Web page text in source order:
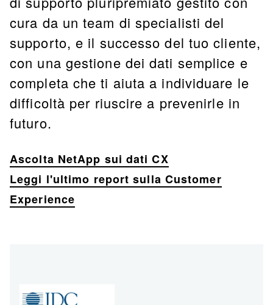
cura da un team di specialisti del
supporto, e il successo del tuo cliente,
con una gestione dei dati semplice e
completa che ti aiuta a individuare le
difficoltà per riuscire a prevenirle in
futuro.
Ascolta NetApp sui dati CX
Leggi l'ultimo report sulla Customer
Experience